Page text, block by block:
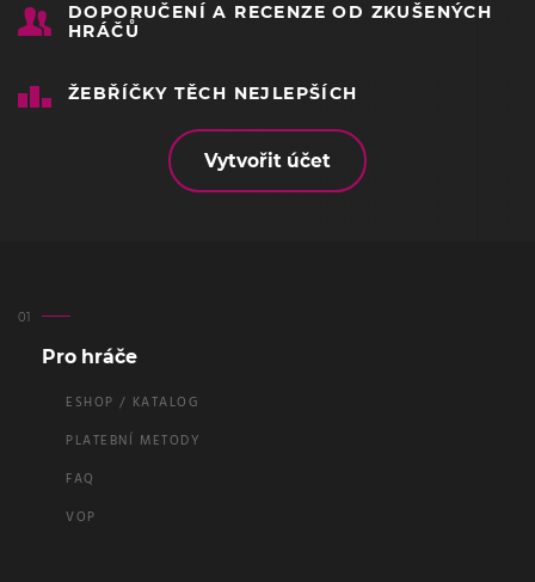
DOPORUČENÍ A RECENZE OD ZKUŠENÝCH
HRÁČŮ
ŽEBŘÍČKY TĚCH NEJLEPŠÍCH
Vytvořit účet
Pro hráče
ESHOP / KATALOG
PLATEBNÍ METODY
FAQ
VOP